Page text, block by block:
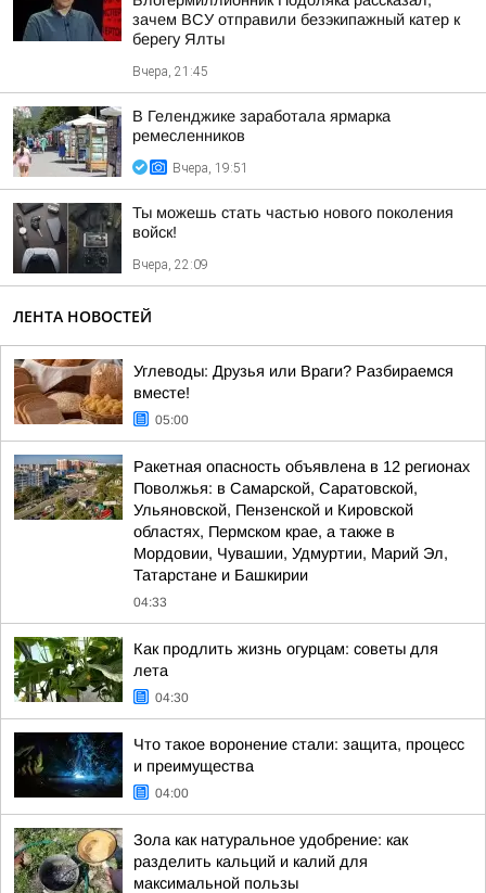
зачем ВСУ отправили безэкипажный катер к
берегу Ялты
Вчера, 21:45
В Геленджике заработала ярмарка
ремесленников
Вчера, 19:51
Ты можешь стать частью нового поколения
войск!
Вчера, 22:09
ЛЕНТА НОВОСТЕЙ
Углеводы: Друзья или Враги? Разбираемся
вместе!
05:00
Ракетная опасность объявлена в 12 регионах
Поволжья: в Самарской, Саратовской,
Ульяновской, Пензенской и Кировской
областях, Пермском крае, а также в
Мордовии, Чувашии, Удмуртии, Марий Эл,
Татарстане и Башкирии
04:33
Как продлить жизнь огурцам: советы для
лета
04:30
Что такое воронение стали: защита, процесс
и преимущества
04:00
Зола как натуральное удобрение: как
разделить кальций и калий для
максимальной пользы